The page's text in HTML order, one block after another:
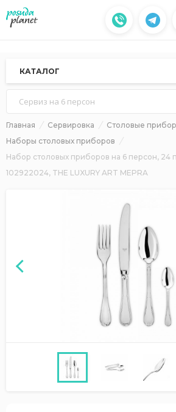
КАТАЛОГ
Сервиз на 6 персон
Главная Сервировка
Столовые
Наборы столовых приборов
Набор столовых приборов на 6 персон, 24
102922024, THE LUXURY ART MEPRA